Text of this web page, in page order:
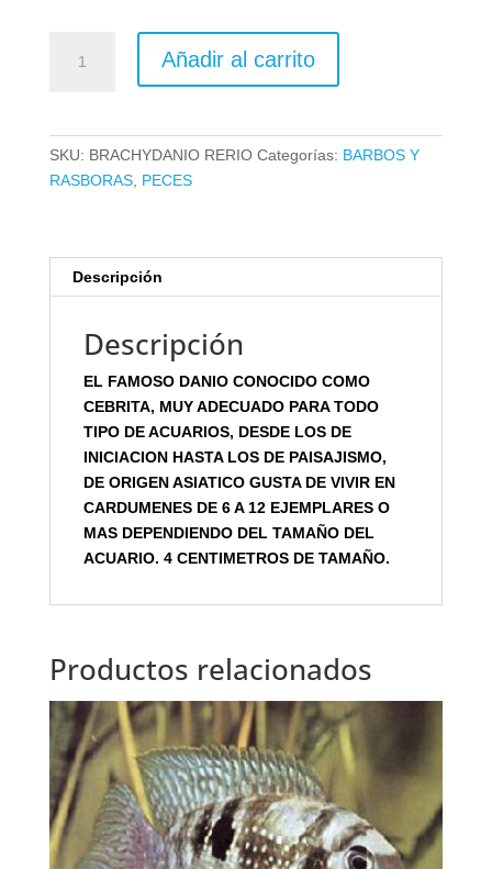
RERIO
Añadir al carrito
SKU: BRACHYDANIO RERIO Categorías: BARBOS Y
RASBORAS, PECES
Descripción
Descripción
EL FAMOSO DANIO CONOCIDO COMO
CEBRITA, MUY ADECUADO PARA TODO
TIPO DE ACUARIOS, DESDE LOS DE
INICIACION HASTA LOS DE PAISAJISMO,
DE ORIGEN ASIATICO GUSTA DE VIVIR EN
CARDUMENES DE 6 A 12 EJEMPLARES O
MAS DEPENDIENDO DEL TAMAÑO DEL
ACUARIO. 4 CENTIMETROS DE TAMAÑO.
Productos relacionados